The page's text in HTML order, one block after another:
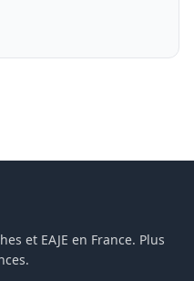
et EAJE en France. Plus